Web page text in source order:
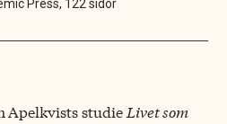
Press, 122 sidor
Apelkvists studie Livet som